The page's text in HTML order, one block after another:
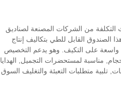
من الشركات المصنعة لصناديق
الصندوق القابل للطي بتكاليف إنتاج
على التكيف. وهو يدعم التخصيص
مناسبة لمستحضرات التجميل, الهدايا,
تلبية متطلبات التعبئة والتغليف السوق